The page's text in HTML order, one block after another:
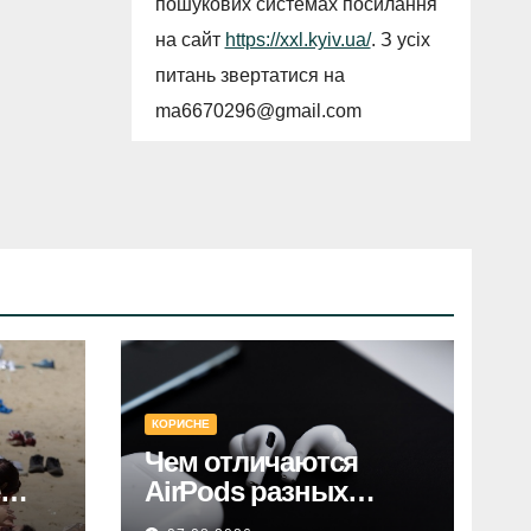
пошукових системах посилання
на сайт https://xxl.kyiv.ua/. З усіх
питань звертатися на
ma6670296@gmail.com
КОРИСНЕ
Чем отличаются
AirPods разных
поколений: